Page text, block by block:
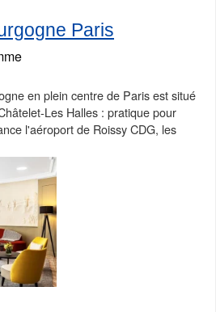
Paris
en plein centre de Paris est situé
Les Halles : pratique pour
l'aéroport de Roissy CDG, les